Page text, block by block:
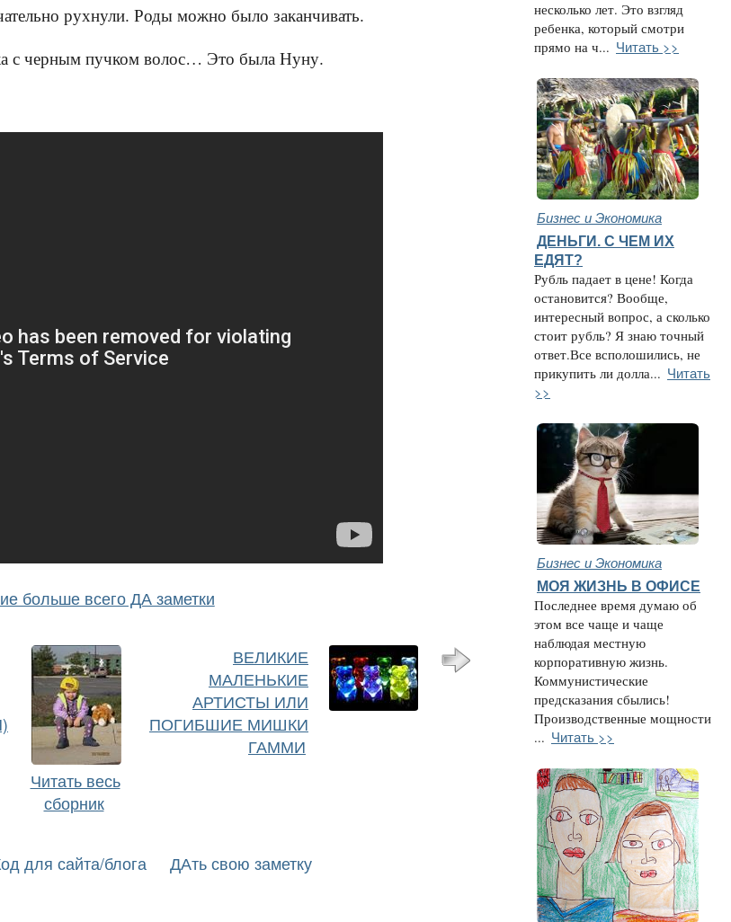
рухнули. Роды можно было заканчивать.
с черным пучком волос… Это была Нуну.
больше всего ДА заметки
Читать весь
сборник
ВЕЛИКИЕ
МАЛЕНЬКИЕ
АРТИСТЫ ИЛИ
ПОГИБШИЕ МИШКИ
ГАММИ
для сайта/блога ДАть свою заметку
несколько лет. Это взгляд
ребенка, который смотри
прямо на ч... Читать >>
Бизнес и Экономика
ДЕНЬГИ. С ЧЕМ ИХ
ЕДЯТ?
Рубль падает в цене! Когда
остановится? Вообще,
интересный вопрос, а сколько
стоит рубль? Я знаю точный
ответ.Все всполошились, не
прикупить ли долла... Читать
>>
Бизнес и Экономика
МОЯ ЖИЗНЬ В ОФИСЕ
Последнее время думаю об
этом все чаще и чаще
наблюдая местную
корпоративную жизнь.
Коммунистические
предсказания сбылись!
Производственные мощности
... Читать >>